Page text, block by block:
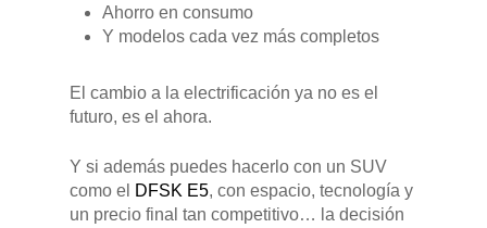
Ahorro en consumo
Y modelos cada vez más completos
El cambio a la electrificación ya no es el
futuro, es el ahora.
Y si además puedes hacerlo con un SUV
como el DFSK E5, con espacio, tecnología y
un precio final tan competitivo… la decisión